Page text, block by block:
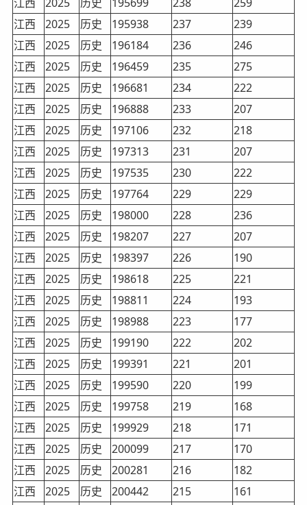
江西
2025 历史 195938 237
239
江西
2025 历史 196184 236
246
江西
2025 历史 196459 235
275
江西
2025 历史 196681 234
222
江西
2025 历史 196888 233
207
江西
2025 历史 197106 232
218
江西
2025 历史 197313 231
207
江西
2025 历史 197535 230
222
江西
2025 历史 197764 229
229
江西
2025 历史 198000 228
236
江西
2025 历史 198207 227
207
江西
2025 历史 198397 226
190
江西
2025 历史 198618 225
221
江西
2025 历史 198811 224
193
江西
2025 历史 198988 223
177
江西
2025 历史 199190 222
202
江西
2025 历史 199391 221
201
江西
2025 历史 199590 220
199
江西
2025 历史 199758 219
168
江西
2025 历史 199929 218
171
江西
2025 历史 200099 217
170
江西
2025 历史 200281 216
182
江西
2025 历史 200442 215
161